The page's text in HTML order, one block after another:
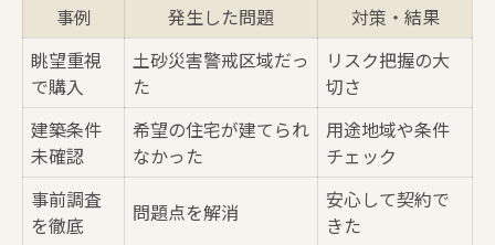
事例 発生した問題
対策・結果
眺望重視
で購入
土砂災害警戒区域だっ
た
リスク把握の大
切さ
建築条件
未確認
希望の住宅が建てられ
なかった
用途地域や条件
チェック
事前調査
を徹底
問題点を解消
安心して契約で
きた